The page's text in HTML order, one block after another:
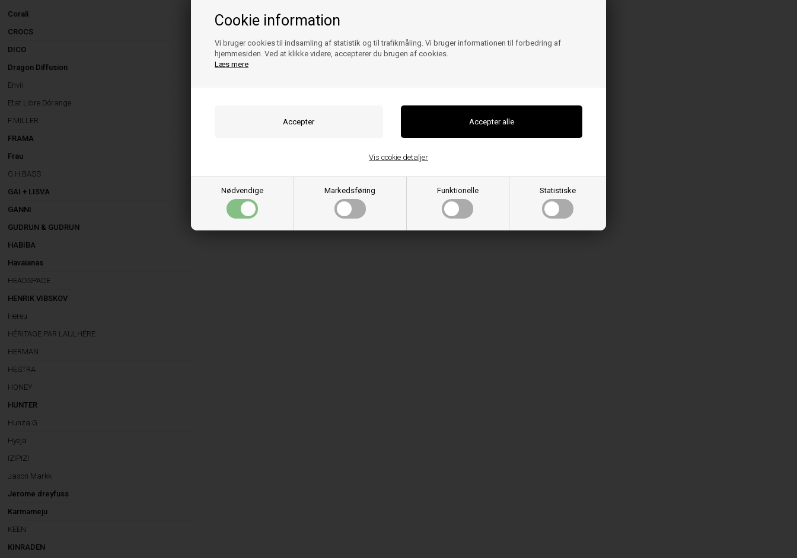
Cookie information
Vi bruger cookies til indsamling af statistik og til trafikmåling. Vi bruger informationen til forbedring af
hjemmesiden. Ved at klikke videre, accepterer du brugen af cookies.
Læs mere
Nødvendige Markedsføring Funktionelle Statistiske
Vis cookie detaljer
Corali
CROCS
DICO
Dragon Diffusion
Envii
Etat Libre Dórange
F.MILLER
FRAMA
Frau
G.H.BASS
GAI + LISVA
GANNI
GUDRUN & GUDRUN
HABIBA
Havaianas
HEADSPACE
HENRIK VIBSKOV
Hereu
HÉRITAGE PAR LAULHÉRE
HERMAN
HESTRA
HONEY
HUNTER
Hunza G
Hyeja
IZIPIZI
Jason Markk
Jerome dreyfuss
Karmameju
KEEN
KINRADEN